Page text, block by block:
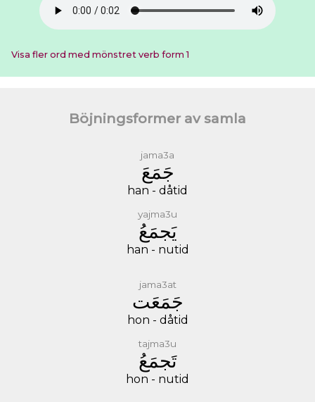
Visa fler ord med mönstret verb form 1
Böjningsformer av samla
jama3a
ﺟَﻤَﻊَ
han - dåtid
yajma3u
ﻳَﺠﻤَﻊُ
han - nutid
jama3at
ﺟَﻤَﻌَﺖ
hon - dåtid
tajma3u
ﺗَﺠﻤَﻊُ
hon - nutid